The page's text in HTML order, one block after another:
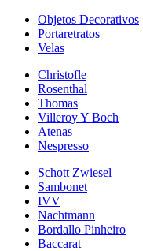
Objetos Decorativos
Portaretratos
Velas
Christofle
Rosenthal
Thomas
Villeroy Y Boch
Atenas
Nespresso
Schott Zwiesel
Sambonet
IVV
Nachtmann
Bordallo Pinheiro
Baccarat